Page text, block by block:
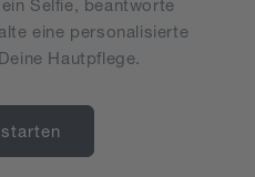
Selfie, beantworte
eine personalisierte
Hautpflege.